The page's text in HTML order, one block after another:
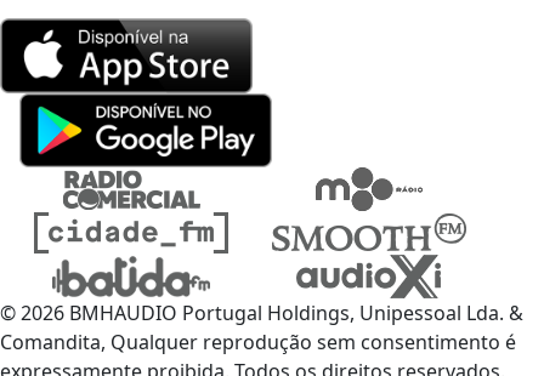
© 2026 BMHAUDIO Portugal Holdings, Unipessoal Lda. &
Comandita, Qualquer reprodução sem consentimento é